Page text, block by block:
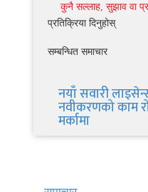
कुनै सल्लाह, सुझाव वा
प्रतिक्रिया दिनुहोस्
सम्बन्धित समाचार
नयाँ सवारी
नवीकरणको काम
मर्कामा